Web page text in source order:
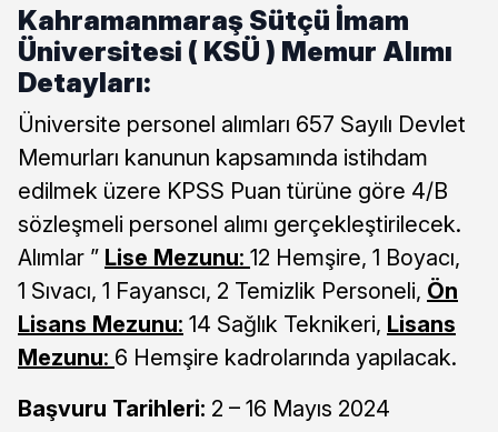
Kahramanmaraş Sütçü İmam
Üniversitesi ( KSÜ ) Memur Alımı
Detayları:
Üniversite personel alımları 657 Sayılı Devlet
Memurları kanunun kapsamında istihdam
edilmek üzere KPSS Puan türüne göre 4/B
sözleşmeli personel alımı gerçekleştirilecek.
Alımlar ” Lise Mezunu: 12 Hemşire, 1 Boyacı,
1 Sıvacı, 1 Fayanscı, 2 Temizlik Personeli, Ön
Lisans Mezunu: 14 Sağlık Teknikeri, Lisans
Mezunu: 6 Hemşire kadrolarında yapılacak.
Başvuru Tarihleri: 2 – 16 Mayıs 2024